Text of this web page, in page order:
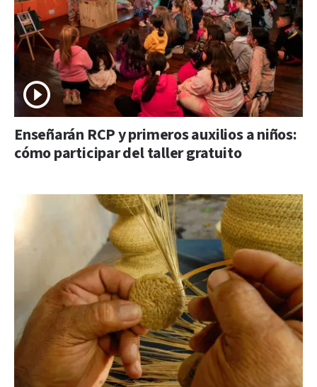
Enseñarán RCP y primeros auxilios a niños:
cómo participar del taller gratuito